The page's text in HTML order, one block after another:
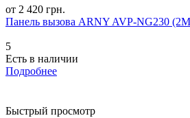
от 2 420 грн.
Панель вызова ARNY AVP-NG230
5
Есть в наличии
Подробнее
Быстрый просмотр